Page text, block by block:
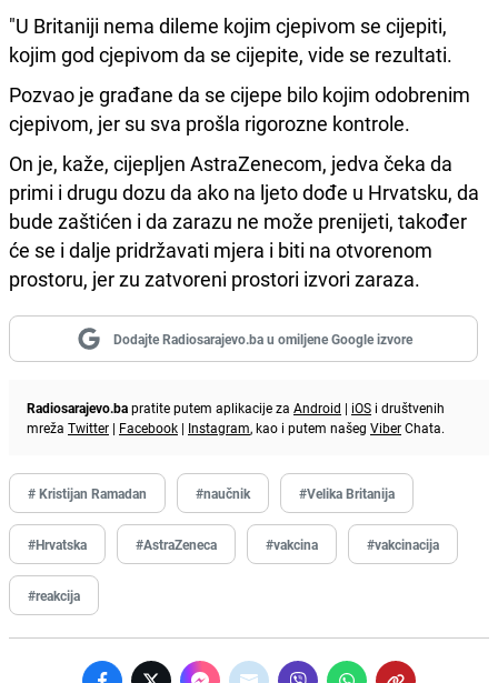
"U Britaniji nema dileme kojim cjepivom se cijepiti,
kojim god cjepivom da se cijepite, vide se rezultati.
Pozvao je građane da se cijepe bilo kojim odobrenim
cjepivom, jer su sva prošla rigorozne kontrole.
On je, kaže, cijepljen AstraZenecom, jedva čeka da
primi i drugu dozu da ako na ljeto dođe u Hrvatsku, da
bude zaštićen i da zarazu ne može prenijeti, također
će se i dalje pridržavati mjera i biti na otvorenom
prostoru, jer zu zatvoreni prostori izvori zaraza.
Dodajte Radiosarajevo.ba u omiljene Google izvore
Radiosarajevo.bapratite putem aplikacije za Android | iOS i društvenih
mreža Twitter | Facebook | Instagram, kao i putem našeg ViberChata.
# Kristijan Ramadan #naučnik #Velika Britanija
#Hrvatska #AstraZeneca #vakcina #vakcinacija
#reakcija